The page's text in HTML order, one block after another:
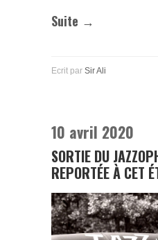
Suite →
Ecrit par Sir Ali
10 avril 2020
SORTIE DU
REPORTÉE À CET